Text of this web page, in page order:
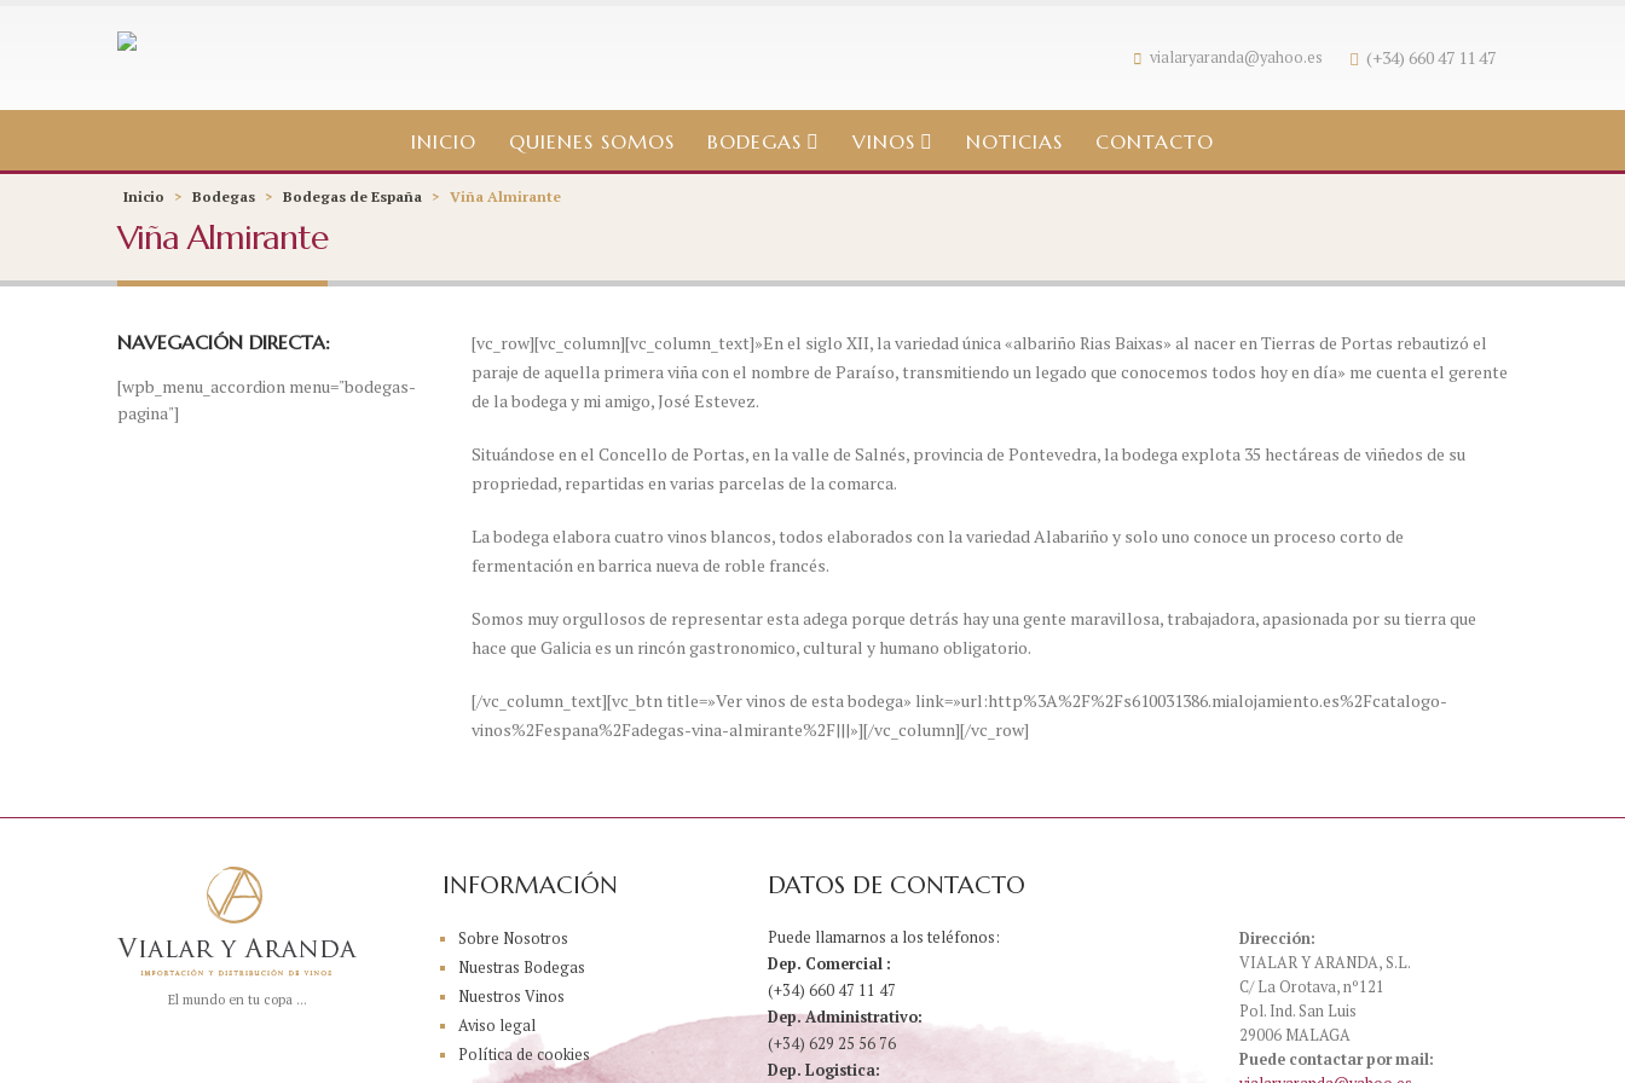
vialaryaranda@yahoo.es (+34) 660 47 11 47
INICIO QUIENES SOMOS BODEGAS VINOS NOTICIAS CONTACTO
Inicio > Bodegas > Bodegas de España > Viña Almirante
Viña Almirante
[vc_row][vc_column][vc_column_text]»En el siglo XII, la variedad única «albariño Rias Baixas» al nacer en Tierras de Portas rebautizó el
paraje de aquella primera viña con el nombre de Paraíso, transmitiendo un legado que conocemos todos hoy en día» me cuenta el gerente
de la bodega y mi amigo, José Estevez.
Situándose en el Concello de Portas, en la valle de Salnés, provincia de Pontevedra, la bodega explota 35 hectáreas de viñedos de su
propriedad, repartidas en varias parcelas de la comarca.
La bodega elabora cuatro vinos blancos, todos elaborados con la variedad Alabariño y solo uno conoce un proceso corto de
fermentación en barrica nueva de roble francés.
Somos muy orgullosos de representar esta adega porque detrás hay una gente maravillosa, trabajadora, apasionada por su tierra que
hace que Galicia es un rincón gastronomico, cultural y humano obligatorio.
[/vc_column_text][vc_btn title=»Ver vinos de esta bodega» link=»url:http%3A%2F%2Fs610031386.mialojamiento.es%2Fcatalogo-
vinos%2Fespana%2Fadegas-vina-almirante%2F|||»][/vc_column][/vc_row]
NAVEGACIÓN DIRECTA:
[wpb_menu_accordion menu="bodegas-
pagina"]
El mundo en tu copa ...
INFORMACIÓN
Sobre Nosotros
Nuestras Bodegas
Nuestros Vinos
Aviso legal
Política de cookies
DATOS DE CONTACTO
Puede llamarnos a los teléfonos:
Dep. Comercial :
(+34) 660 47 11 47
Dep. Administrativo:
(+34) 629 25 56 76
Dep. Logistica:
Dirección:
VIALAR Y ARANDA, S.L.
C/ La Orotava, nº121
Pol. Ind. San Luis
29006 MALAGA
Puede contactar por mail: